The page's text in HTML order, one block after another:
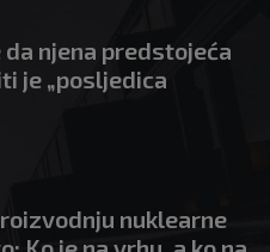
njena predstojeća
je „posljedica
nuklearne